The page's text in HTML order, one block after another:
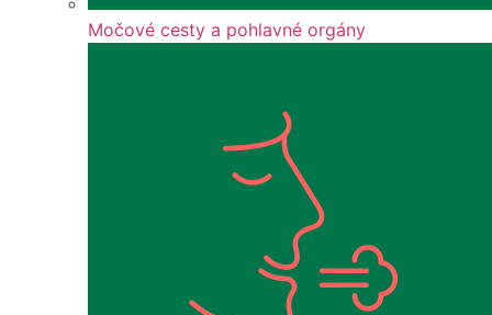
Močové cesty a pohlavné orgány